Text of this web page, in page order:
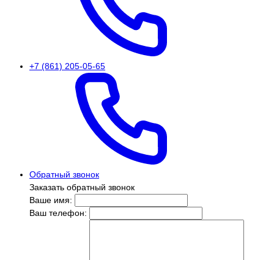
+7 (861) 205-05-65
Обратный звонок
Заказать обратный звонок
Ваше имя:
Ваш телефон: